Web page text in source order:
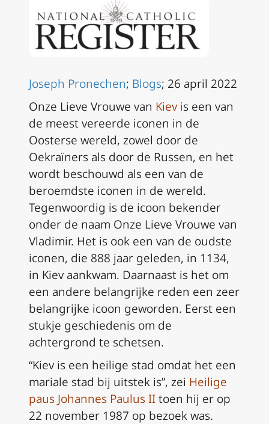
Joseph Pronechen; Blogs; 26 april 2022
Onze Lieve Vrouwe van Kiev is een van
de meest vereerde iconen in de
Oosterse wereld, zowel door de
Oekraïners als door de Russen, en het
wordt beschouwd als een van de
beroemdste iconen in de wereld.
Tegenwoordig is de icoon bekender
onder de naam Onze Lieve Vrouwe van
Vladimir. Het is ook een van de oudste
iconen, die 888 jaar geleden, in 1134,
in Kiev aankwam. Daarnaast is het om
een andere belangrijke reden een zeer
belangrijke icoon geworden. Eerst een
stukje geschiedenis om de
achtergrond te schetsen.
“Kiev is een heilige stad omdat het een
mariale stad bij uitstek is”, zei Heilige
paus Johannes Paulus IItoen hij er op
22 november 1987 op bezoek was.